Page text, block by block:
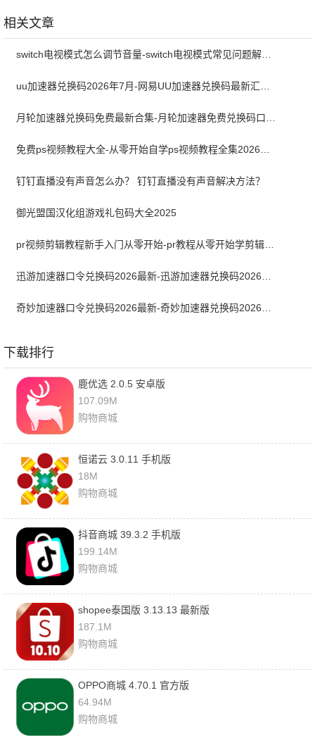
相关文章
switch电视模式怎么调节音量-switch电视模式常见问题解决方案
钉钉直播没有声音怎么办？ 钉钉直播没有声音解决方法？
御光盟国汉化组游戏礼包码大全2025
pr视频剪辑教程新手入门从零开始-pr教程从零开始学剪辑全集免费
下载排行
鹿优选 2.0.5 安卓版
107.09M
购物商城
恒诺云 3.0.11 手机版
18M
购物商城
抖音商城 39.3.2 手机版
199.14M
购物商城
shopee泰国版 3.13.13 最新版
187.1M
购物商城
OPPO商城 4.70.1 官方版
64.94M
购物商城